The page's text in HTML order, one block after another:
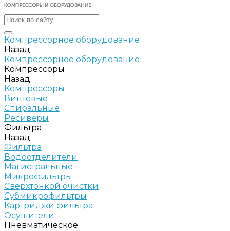
Компрессорное оборудование
Назад
Компрессорное оборудование
Компрессоры
Назад
Компрессоры
Винтовые
Спиральные
Ресиверы
Фильтра
Назад
Фильтра
Водоотделители
Магистральные
Микрофильтры
Сверхтонкой очистки
Субмикрофильтры
Картриджи фильтра
Осушители
Пневматическое